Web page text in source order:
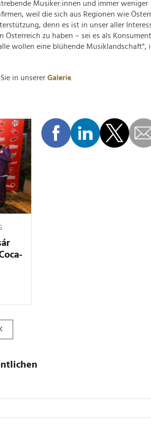
Musiker:innen und immer weniger
weil die sich aus Regionen wie
denn es ist in unser aller
Österreich zu haben – sei es als
wollen eine blühende Musiklandschaft",
in unserer Galerie